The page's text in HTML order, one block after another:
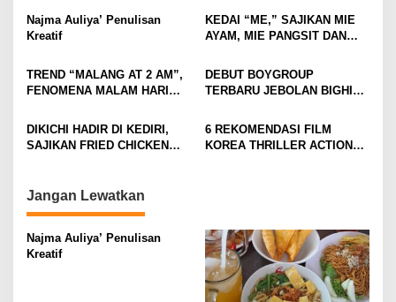
v
g
a
t
i
n
Najma Auliya’ Penulisan
Kreatif
KEDAI “ME,” SAJIKAN MIE
AYAM, MIE PANGSIT DAN
SAJA
TREND “MALANG AT 2 AM”,
FENOMENA MALAM HARI
KALANGAN ANAK MUDA
DEBUT BOYGROUP
TERBARU JEBOLAN BIGHIT,
ANTUSIASME DAN RASA
PENASARAN
DIKICHI HADIR DI KEDIRI,
SAJIKAN FRIED CHICKEN
6 REKOMENDASI FILM
KOREA THRILLER ACTION
Jangan Lewatkan
Najma Auliya’ Penulisan
Kreatif